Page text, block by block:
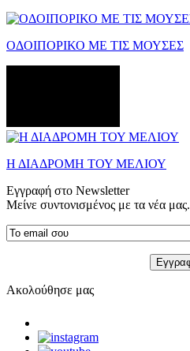
ΟΔΟΙΠΟΡΙΚΟ ΜΕ ΤΙΣ ΜΟΥΣΕΣ
Η ΔΙΑΔΡΟΜΗ ΤΟΥ ΜΕΛΙΟΥ
Εγγραφή στο Newsletter
Μείνε συντονισμένος με τα νέα μας.
Ακολούθησε μας